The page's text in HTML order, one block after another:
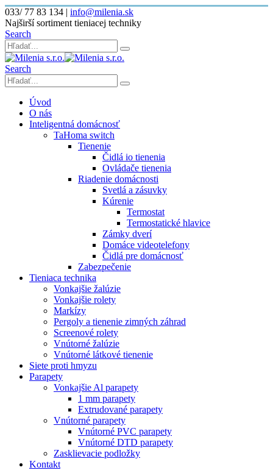
033/ 77 83 134 | info@milenia.sk
Najširší sortiment tieniacej techniky
Search
Search
Úvod
O nás
Inteligentná domácnosť
TaHoma switch
Tienenie
Čidlá io tienenia
Ovládače tienenia
Riadenie domácnosti
Svetlá a zásuvky
Kúrenie
Termostat
Termostatické hlavice
Zámky dverí
Domáce videotelefony
Čidlá pre domácnosť
Zabezpečenie
Tieniaca technika
Vonkajšie žalúzie
Vonkajšie rolety
Markízy
Pergoly a tienenie zimných záhrad
Screenové rolety
Vnútorné žalúzie
Vnútorné látkové tienenie
Siete proti hmyzu
Parapety
Vonkajšie Al parapety
1 mm parapety
Extrudované parapety
Vnútorné parapety
Vnútorné PVC parapety
Vnútorné DTD parapety
Zasklievacie podložky
Kontakt